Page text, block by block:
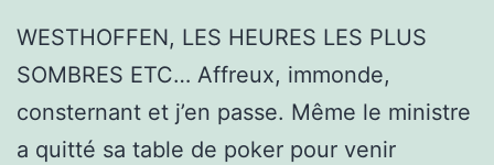
WESTHOFFEN, LES HEURES LES PLUS
SOMBRES ETC… Affreux, immonde,
consternant et j’en passe. Même le ministre
a quitté sa table de poker pour venir